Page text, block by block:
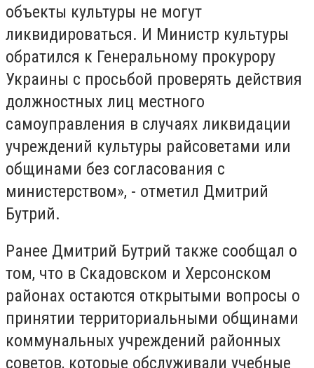
объекты культуры не могут
ликвидироваться. И Министр культуры
обратился к Генеральному прокурору
Украины с просьбой проверять действия
должностных лиц местного
самоуправления в случаях ликвидации
учреждений культуры райсоветами или
общинами без согласования с
министерством», - отметил Дмитрий
Бутрий.
Ранее Дмитрий Бутрий также сообщал о
том, что в Скадовском и Херсонском
районах остаются открытыми вопросы о
принятии территориальными общинами
коммунальных учреждений районных
советов, которые обслуживали учебные